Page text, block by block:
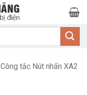
Công tắc Nút nhấn XA2